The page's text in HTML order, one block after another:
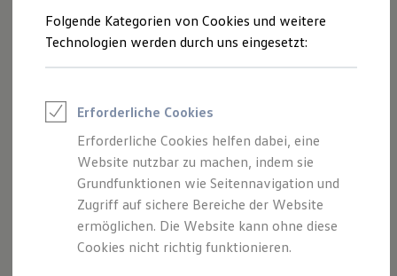
Saisonangebote
Reifenpakete
Leasing
Leasing-Angebote
Elektroauto Leasing
Kleinwagen-Leasing
Leasing ohne Anzahlung
Finanzierung
Autokredit mit Schlussrate
Versicherungen und Garantien
Kfz-Versicherung
Restschuldversicherungen
Garantien
Folgende Kategorien von Cookies und weitere
Technologien werden durch uns eingesetzt:
Erforderliche Cookies
Erforderliche Cookies helfen dabei, eine
Website nutzbar zu machen, indem sie
Grundfunktionen wie Seitennavigation und
Zugriff auf sichere Bereiche der Website
ermöglichen. Die Website kann ohne diese
Cookies nicht richtig funktionieren.